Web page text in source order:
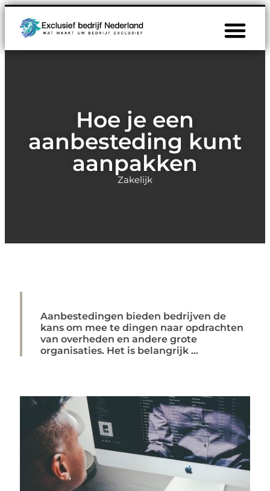
Hoe je een
aanbesteding kunt
aanpakken
Zakelijk
Aanbestedingen bieden bedrijven de
kans om mee te dingen naar opdrachten
van overheden en andere grote
organisaties. Het is belangrijk ...